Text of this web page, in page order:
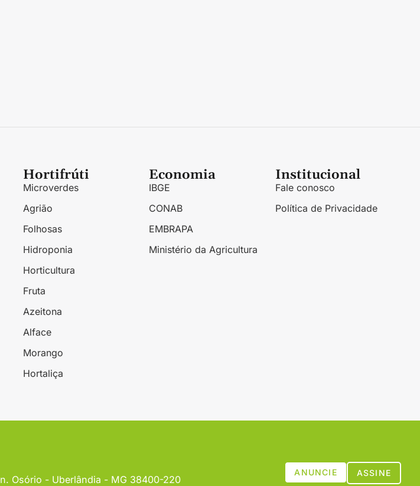
Hortifrúti
Microverdes
Agrião
Folhosas
Hidroponia
Horticultura
Fruta
Azeitona
Alface
Morango
Hortaliça
Economia
IBGE
CONAB
EMBRAPA
Ministério da Agricultura
Institucional
Fale conosco
Política de Privacidade
Osório - Uberlândia - MG 38400-220
ASSINE
ANUNCIE